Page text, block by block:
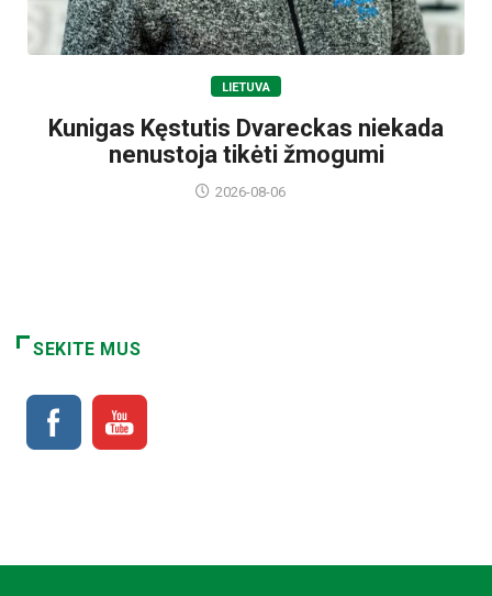
LIETUVA
Kunigas Kęstutis Dvareckas niekada
nenustoja tikėti žmogumi
2026-08-06
SEKITE MUS